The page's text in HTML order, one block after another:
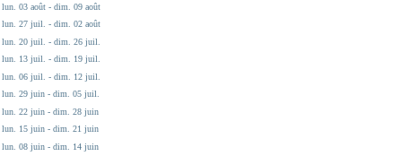
lun. 03 août - dim. 09 août
lun. 27 juil. - dim. 02 août
lun. 20 juil. - dim. 26 juil.
lun. 13 juil. - dim. 19 juil.
lun. 06 juil. - dim. 12 juil.
lun. 29 juin - dim. 05 juil.
lun. 22 juin - dim. 28 juin
lun. 15 juin - dim. 21 juin
lun. 08 juin - dim. 14 juin